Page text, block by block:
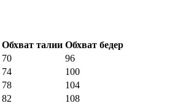
Обхват талии Обхват бедер
70
96
74
100
78
104
82
108